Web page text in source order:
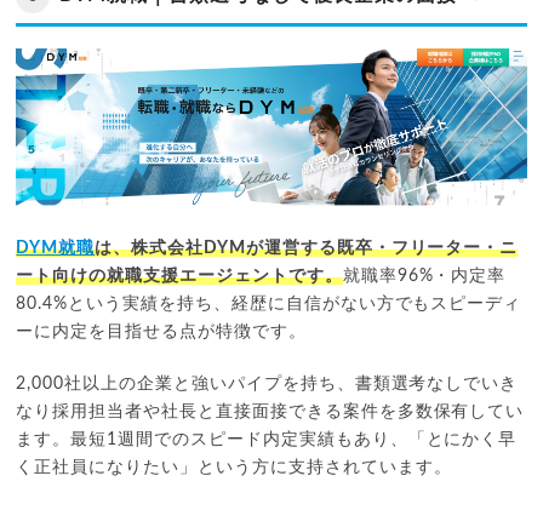
DYM就職は、株式会社DYMが運営する既卒・フリーター・ニ
ート向けの就職支援エージェントです。就職率96%・内定率
80.4%という実績を持ち、経歴に自信がない方でもスピーディ
ーに内定を目指せる点が特徴です。
2,000社以上の企業と強いパイプを持ち、書類選考なしでいき
なり採用担当者や社長と直接面接できる案件を多数保有してい
ます。最短1週間でのスピード内定実績もあり、「とにかく早
く正社員になりたい」という方に支持されています。